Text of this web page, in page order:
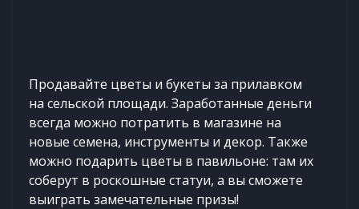
Продавайте цветы и букеты за прилавком
на сельской площади. Заработанные деньги
всегда можно потратить в магазине на
новые семена, инструменты и декор. Также
можно подарить цветы в павильоне: там их
соберут в роскошные статуи, а вы сможете
выиграть замечательные призы!